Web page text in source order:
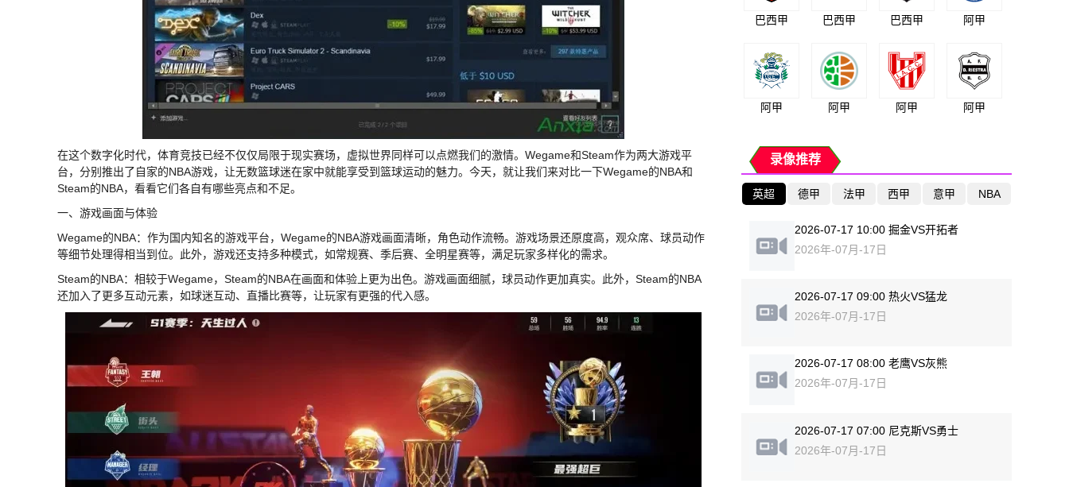
在这个数字化时代，体育竞技已经不仅仅局限于现实赛场，虚拟世界同样可以点燃我们的激情。Wegame和Steam作为两大游戏平
台，分别推出了自家的NBA游戏，让无数篮球迷在家中就能享受到篮球运动的魅力。今天，就让我们来对比一下Wegame的NBA和
Steam的NBA，看看它们各自有哪些亮点和不足。
一、游戏画面与体验
Wegame的NBA：作为国内知名的游戏平台，Wegame的NBA游戏画面清晰，角色动作流畅。游戏场景还原度高，观众席、球员动作
等细节处理得相当到位。此外，游戏还支持多种模式，如常规赛、季后赛、全明星赛等，满足玩家多样化的需求。
Steam的NBA：相较于Wegame，Steam的NBA在画面和体验上更为出色。游戏画面细腻，球员动作更加真实。此外，Steam的NBA
还加入了更多互动元素，如球迷互动、直播比赛等，让玩家有更强的代入感。
巴西甲 巴西甲 巴西甲 阿甲
阿甲 阿甲 阿甲 阿甲
录像推荐
英超 德甲 法甲 西甲 意甲 NBA
2026-07-17 10:00 掘金VS开拓者
2026年-07月-17日
2026-07-17 09:00 热火VS猛龙
2026年-07月-17日
2026-07-17 08:00 老鹰VS灰熊
2026年-07月-17日
2026-07-17 07:00 尼克斯VS勇士
2026年-07月-17日